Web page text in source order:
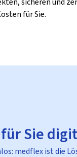
für Sie.
Sie
medflex ist die